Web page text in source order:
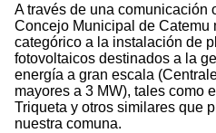
A través de una comunicación
Concejo Municipal de Catemu
categórico a la instalación de
fotovoltaicos destinados a la
energía a gran escala
mayores a 3 MW), tales como
Triqueta y otros similares que
nuestra comuna.